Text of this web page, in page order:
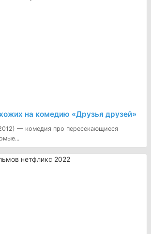
на комедию «Друзья друзей»
— комедия про пересекающиеся